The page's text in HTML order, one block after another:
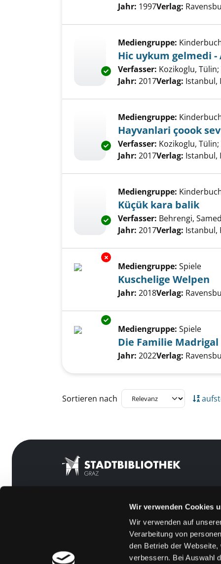
Wir verwenden Cookies
Wir verwenden auf
Verarbeitung von
den Betrieb der
verbessern. Bei Auswahl
Suche nach diesem
Jahr: 1997Verlag:
Exemplar-Details von Hic
Mediengruppe:
Hic uykum gelmedi -
Verfasser: Kozikoglu, Tülin;
Jahr: 2017Verlag: Istanbul,
Exemplar-Details von
Mediengruppe:
Hayvanlari çoook
Verfasser: Kozikoglu, Tülin;
Jahr: 2017Verlag: Istanbul,
Exemplar-Details von Küçük
Mediengruppe:
Küçük kara balik
Verfasser: Behrengi, Samed
Jahr: 2017Verlag: Istanbul,
Exemplar-Details von
Mediengruppe: Spiele
Kuschelige Welpen
Suche nach diesem
Jahr: 2018Verlag:
Exemplar-Details von Die
Mediengruppe: Spiele
Die Familie Madrigal
Suche nach diesem
Jahr: 2022Verlag:
Zu den Suchfiltern springen
Sortieren nach
Feedback
Kontakt
Über uns